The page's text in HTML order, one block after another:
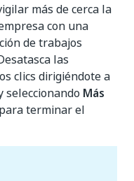
más de cerca la
con una
de trabajos
las
clics dirigiéndote a
seleccionando Más
para terminar el